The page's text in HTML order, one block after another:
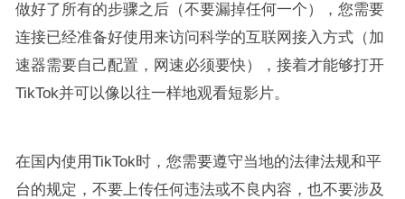
做好了所有的步骤之后（不要漏掉任何一个），您需要
连接已经准备好使用来访问科学的互联网接入方式（加
速器需要自己配置，网速必须要快），接着才能够打开
TikTok并可以像以往一样地观看短影片。
在国内使用TikTok时，您需要遵守当地的法律法规和平
台的规定，不要上传任何违法或不良内容，也不要涉及